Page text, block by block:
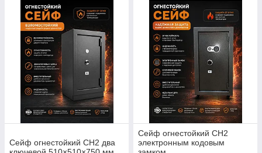
Сейф огнестойкий СН2 два
Сейф огнестойкий СН2
электронным кодовым